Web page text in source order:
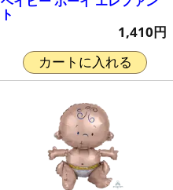
ト
1,410円
カートに入れる